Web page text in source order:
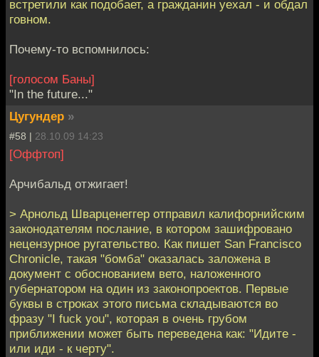
встретили как подобает, а гражданин уехал - и обдал
говном.
Почему-то вспомнилось:
[голосом Баны]
"In the future..."
Цугундер »
#58 | 28.10.09 14:23
[Оффтоп]
Арчибальд отжигает!
> Арнольд Шварценеггер отправил калифорнийским
законодателям послание, в котором зашифровано
нецензурное ругательство. Как пишет San Francisco
Chronicle, такая "бомба" оказалась заложена в
документ с обоснованием вето, наложенного
губернатором на один из законопроектов. Первые
буквы в строках этого письма складываются во
фразу "I fuck you", которая в очень грубом
приближении может быть переведена как: "Идите -
или иди - к черту".